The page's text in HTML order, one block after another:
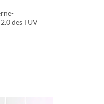
des TÜV